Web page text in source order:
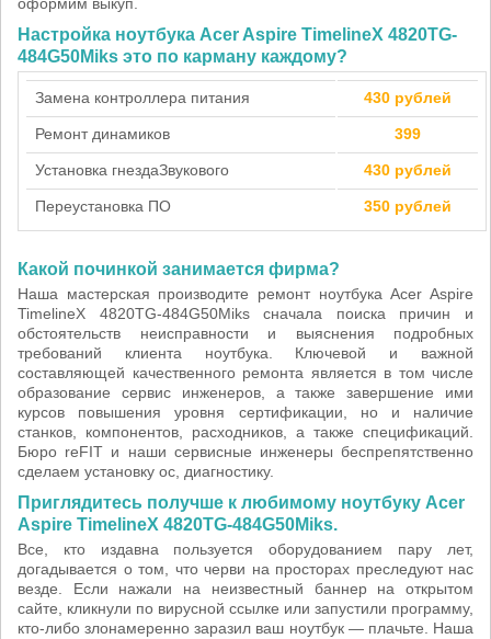
Настройка ноутбука Acer Aspire TimelineX 4820TG-
484G50Miks это по карману каждому?
Замена контроллера питания 430 рублей
Ремонт динамиков 399
Установка гнездаЗвукового 430 рублей
Переустановка ПО 350 рублей
Какой починкой занимается фирма?
Наша мастерская производите ремонт ноутбука Acer Aspire
TimelineX 4820TG-484G50Miks сначала поиска причин и
обстоятельств неисправности и выяснения подробных
требований клиента ноутбука. Ключевой и важной
составляющей качественного ремонта является в том числе
образование сервис инженеров, а также завершение ими
курсов повышения уровня сертификации, но и наличие
станков, компонентов, расходников, а также спецификаций.
Бюро reFIT и наши сервисные инженеры беспрепятственно
сделаем установку ос, диагностику.
Приглядитесь получше к любимому ноутбуку Acer
Aspire TimelineX 4820TG-484G50Miks.
Все, кто издавна пользуется оборудованием пару лет,
догадывается о том, что черви на просторах преследуют нас
везде. Если нажали на неизвестный баннер на открытом
сайте, кликнули по вирусной ссылке или запустили программу,
кто-либо злонамеренно заразил ваш ноутбук — плачьте. Наша